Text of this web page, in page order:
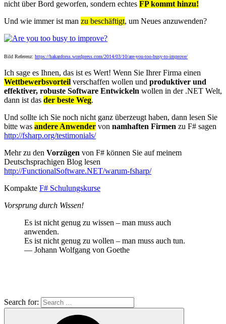
nicht über Bord geworfen, sondern echtes FP kommt hinzu!
Und wie immer ist man zu beschäftigt, um Neues anzuwenden?
Bild Referenz: https://hakanforss.wordpress.com/2014/03/10/are-you-too-busy-to-improve/
Ich sage es Ihnen, das ist es Wert! Wenn Sie Ihrer Firma einen
Wettbewerbsvorteil verschaffen wollen und produktiver und
effektiver, robuste Software Entwickeln wollen in der .NET Welt,
dann ist das der beste Weg.
Und sollte ich Sie noch nicht ganz überzeugt haben, dann lesen Sie
bitte was andere Anwender von namhaften Firmen zu F# sagen
http://fsharp.org/testimonials/
Mehr zu den Vorzügen von F# können Sie auf meinem
Deutschsprachigen Blog lesen
http://FunctionalSoftware.NET/warum-fsharp/
Kompakte F# Schulungskurse
Vorsprung durch Wissen!
Es ist nicht genug zu wissen – man muss auch
anwenden.
Es ist nicht genug zu wollen – man muss auch tun.
— Johann Wolfgang von Goethe
Search for: